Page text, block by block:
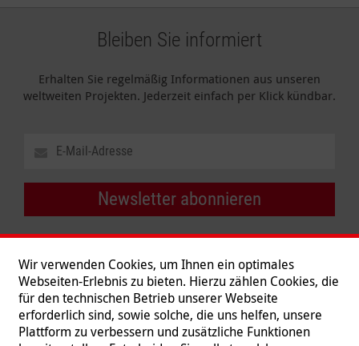
Bleiben Sie informiert
Erhalten Sie regelmäßig Informationen aus unseren
weltweiten Projekten. Jederzeit einfach per Klick kündbar.
Newsletter abonnieren
Wir verwenden Cookies, um Ihnen ein optimales
Webseiten-Erlebnis zu bieten. Hierzu zählen Cookies, die
für den technischen Betrieb unserer Webseite
erforderlich sind, sowie solche, die uns helfen, unsere
Plattform zu verbessern und zusätzliche Funktionen